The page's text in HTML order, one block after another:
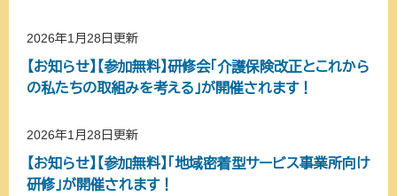
2026年1月28日更新
【お知らせ】【参加無料】研修会「介護保険改正とこれから
の私たちの取組みを考える」が開催されます！
2026年1月28日更新
【お知らせ】【参加無料】「地域密着型サービス事業所向け
研修」が開催されます！